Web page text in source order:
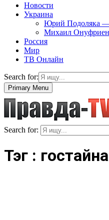
Новости
Украина
Юрий Подоляка
Михаил
Россия
Мир
ТВ Онлайн
Search for:
Primary Menu
Search for:
Тэг : гостайна